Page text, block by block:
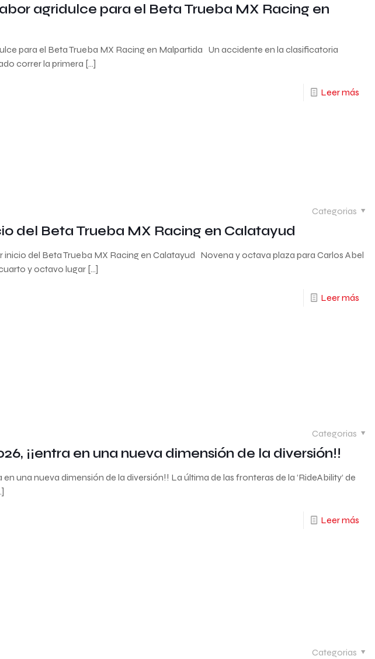
agridulce para el Beta Trueba MX Racing en
para el Beta Trueba MX Racing en Malpartida Un accidente en la clasificatoria
correr la primera […]
Leer más
Categorias
del Beta Trueba MX Racing en Calatayud
inicio del Beta Trueba MX Racing en Calatayud Novena y octava plaza para Carlos Abel
y octavo lugar […]
Leer más
Categorias
¡¡entra en una nueva dimensión de la diversión!!
en una nueva dimensión de la diversión!! La última de las fronteras de la ‘RideAbility‘ de
Leer más
Categorias